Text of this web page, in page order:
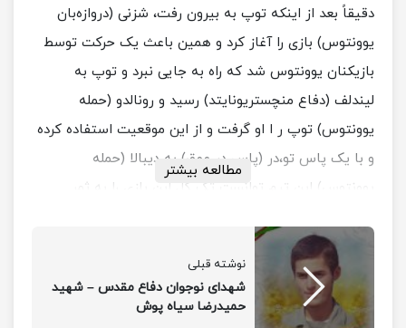
دقیقاً بعد از اینکه توپ به بیرون رفت، شزنی (دروازه‌بان
یوونتوس) بازی را آغاز کرد و همین باعث یک حرکت توسط
بازیکنان یوونتوس شد که راه به جایی نبرد و توپ به
لیندلف (دفاع منچستریونایتد) رسید و رونالدو (حمله
یوونتوس) توپ ر ا او گرفت و از این موقعیت استفاده کرده
و با یک پاس تو،در (پاس در عمق) به دیبالا (حمله
یوونتوس) این تیم توانست تک گل این بازی را به ثمر
مطالعه بیشتر
نوشته قبلی
شهدای نوجوان دفاع مقدس – شهید
حمیدرضا سیاه پوش